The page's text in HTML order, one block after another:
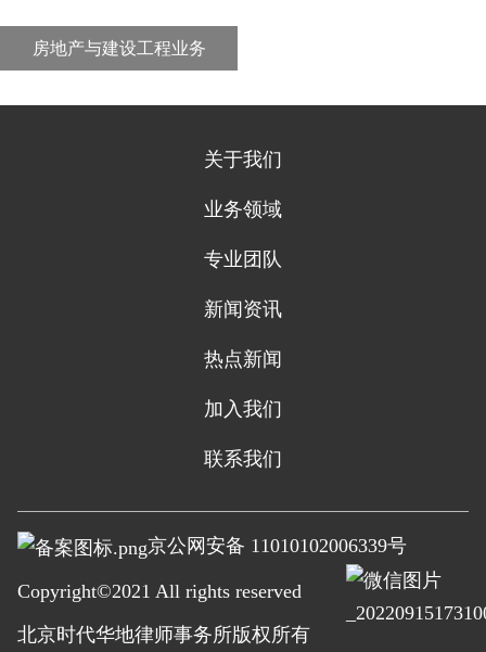
房地产与建设工程业务
关于我们
业务领域
专业团队
新闻资讯
热点新闻
加入我们
联系我们
京公网安备 11010102006339号
Copyright©2021 All rights reserved
北京时代华地律师事务所版权所有